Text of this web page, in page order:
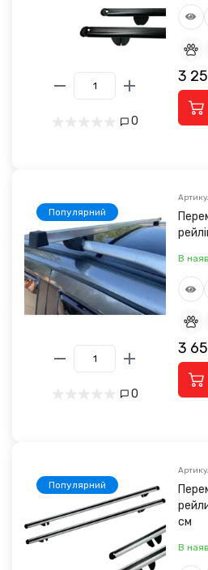
0
3
Популярний
0
В
3
Популярний
см
В